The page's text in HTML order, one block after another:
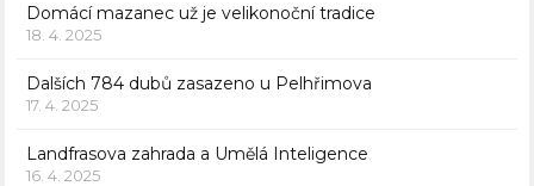
Domácí mazanec už je velikonoční tradice
18. 4. 2025
Dalších 784 dubů zasazeno u Pelhřimova
17. 4. 2025
Landfrasova zahrada a Umělá Inteligence
16. 4. 2025